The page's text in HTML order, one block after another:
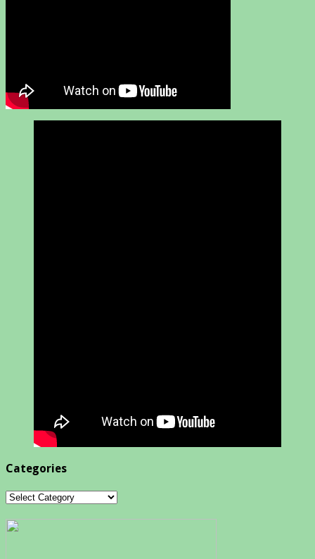
Categories
Categories